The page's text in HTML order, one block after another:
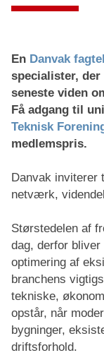
En Danvak
specialister,
seneste viden
Få adgang til
Teknisk
medlemspris.
Danvak inviterer
netværk,
Størstedelen af
dag, derfor
optimering af
branchens
tekniske,
opstår, når
bygninger,
driftsforhold.